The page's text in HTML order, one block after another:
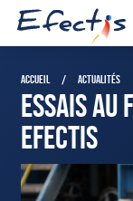
ACCUEIL ACTUALITÉS
ESSAIS AU
EFECTIS